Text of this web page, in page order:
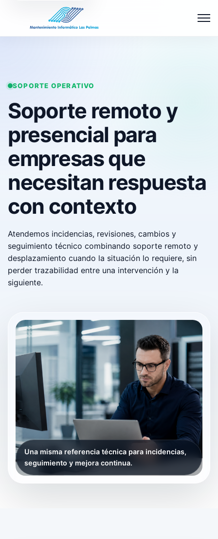
SOPORTE OPERATIVO
Soporte remoto y
presencial para
empresas que
necesitan respuesta
con contexto
Atendemos incidencias, revisiones, cambios y
seguimiento técnico combinando soporte remoto y
desplazamiento cuando la situación lo requiere, sin
perder trazabilidad entre una intervención y la
siguiente.
Una misma referencia técnica para incidencias,
seguimiento y mejora continua.